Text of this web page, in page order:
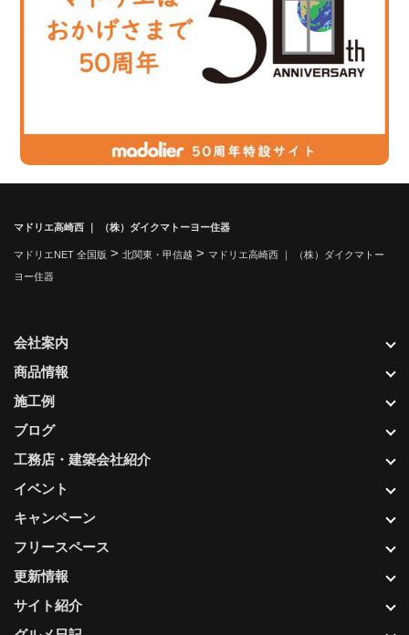
マドリエ高崎西 ｜ （株）ダイクマトーヨー住器
マドリエNET 全国版 > 北関東・甲信越 > マドリエ高崎西 ｜ （株）ダイクマトー
ヨー住器
更新情報
サイト紹介
会社案内
商品情報
施工例
ブログ
工務店・建築会社紹介
イベント
キャンペーン
フリースペース